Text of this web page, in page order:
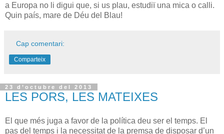
a Europa no li digui que, si us plau, estudiï una mica o calli.
Quin país, mare de Déu del Blau!
Cap comentari:
Comparteix
23 d’octubre del 2013
LES PORS, LES MATEIXES
El que més juga a favor de la política deu ser el temps. El
pas del temps i la necessitat de la premsa de disposar d’un